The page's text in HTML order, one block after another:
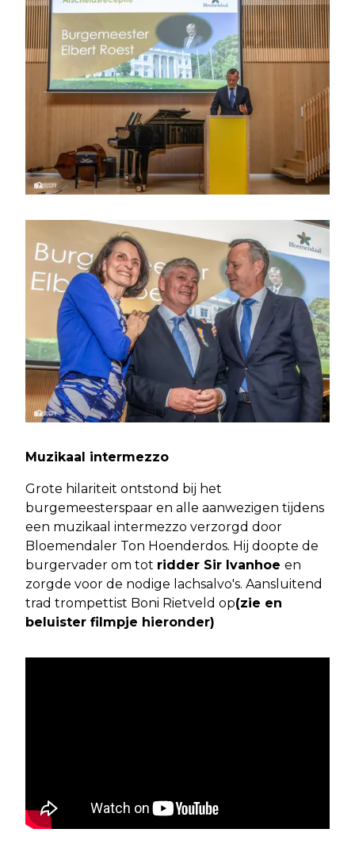
Muzikaal intermezzo
Grote hilariteit ontstond bij het
burgemeesterspaar en alle aanwezigen tijdens
een muzikaal intermezzo verzorgd door
Bloemendaler Ton Hoenderdos. Hij doopte de
burgervader om tot ridder Sir Ivanhoe en
zorgde voor de nodige lachsalvo's. Aansluitend
trad trompettist Boni Rietveld op(zie en
beluister filmpje hieronder)